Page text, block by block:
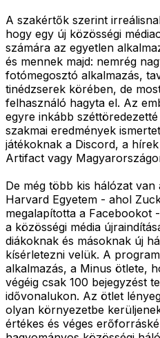
A szakértők szerint
hogy egy új közösségi
számára az egyetlen
és mennek majd: nemrég
fotómegosztó alkalmazás,
tinédzserek körében, de
felhasználó hagyta el. Az
egyre inkább
szakmai eredmények
játékoknak a Discord, a
Artifact vagy
De még több kis hálózat
Harvard Egyetem - ahol
megalapította a Facebookot
a közösségi média
diákoknak és másoknak új
kísérletezni velük. A
alkalmazás, a Minus ötlete,
végéig csak 100 bejegyzést
idővonalukon. Az ötlet
olyan környezetbe
értékes és véges